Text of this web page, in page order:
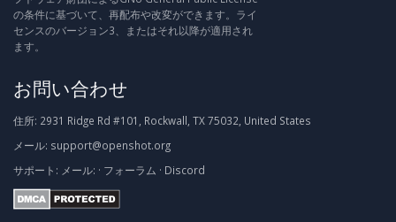
の条件に基づいて、再配布や改変ができます。ライ
センスのバージョン3、またはそれ以降が適用され
ます。
お問い合わせ
住所: 2931 Ridge Rd #101, Rockwall, TX 75032, United States
メール: support@openshot.org
サポート: メール: · フォーラム · Discord